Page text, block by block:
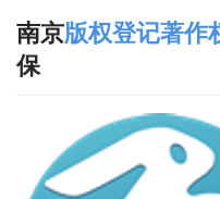
南京版权登记著作
保